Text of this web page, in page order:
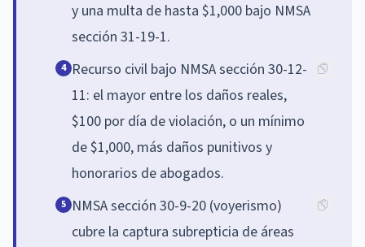
y una multa de hasta $1,000 bajo NMSA
sección 31-19-1.
4 Recurso civil bajo NMSA sección 30-12-
11: el mayor entre los daños reales,
$100 por día de violación, o un mínimo
de $1,000, más daños punitivos y
honorarios de abogados.
5 NMSA sección 30-9-20 (voyerismo)
cubre la captura subrepticia de áreas